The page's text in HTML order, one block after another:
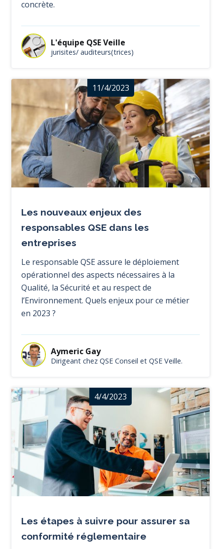
concrète.
L'équipe QSE Veille
jurisites/ auditeurs(trices)
11/4/2023
Les nouveaux enjeux des
responsables QSE dans les
entreprises
Le responsable QSE assure le déploiement
opérationnel des aspects nécessaires à la
Qualité, la Sécurité et au respect de
l’Environnement. Quels enjeux pour ce métier
en 2023 ?
Aymeric Gay
Dirigeant chez QSE Conseil et QSE Veille.
4/4/2023
Les étapes à suivre pour assurer sa
conformité réglementaire